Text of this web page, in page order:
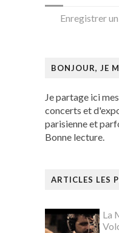
Enregistrer
BONJOUR, JE
Je partage ici
concerts et
parisienne et
Bonne lecture.
ARTICLES LES
La